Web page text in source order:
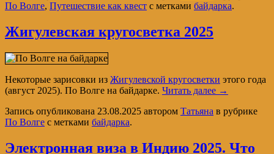
По Волге, Путешествие как квест с метками байдарка.
Жигулевская кругосветка 2025
Некоторые зарисовки из Жигулевской кругосветки этого года
(август 2025). По Волге на байдарке. Читать далее →
Запись опубликована 23.08.2025 автором Татьяна в рубрике
По Волге с метками байдарка.
Электронная виза в Индию 2025. Что